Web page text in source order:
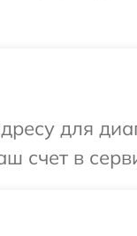
для
счет в